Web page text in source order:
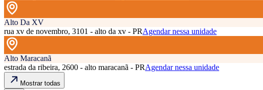
Alto Da XV
rua xv de novembro, 3101 - alto da xv - PRAgendar nessa unidade
Alto Maracanã
estrada da ribeira, 2600 - alto maracanã - PRAgendar nessa unidade
Mostrar todas